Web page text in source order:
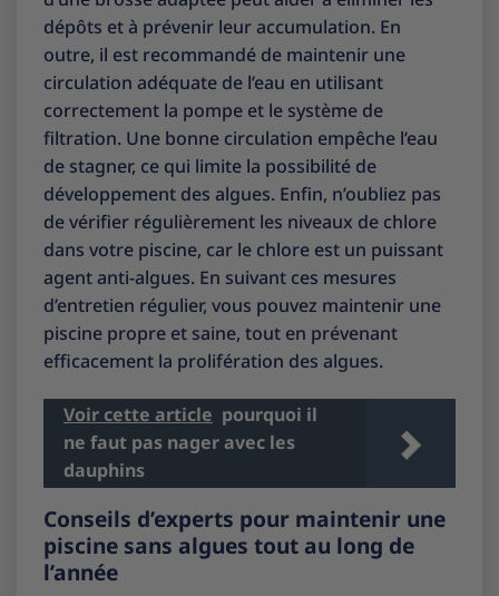
dépôts et à prévenir leur accumulation. En
outre, il est recommandé de maintenir une
circulation adéquate de l’eau en utilisant
correctement la pompe et le système de
filtration. Une bonne circulation empêche l’eau
de stagner, ce qui limite la possibilité de
développement des algues. Enfin, n’oubliez pas
de vérifier régulièrement les niveaux de chlore
dans votre piscine, car le chlore est un puissant
agent anti-algues. En suivant ces mesures
d’entretien régulier, vous pouvez maintenir une
piscine propre et saine, tout en prévenant
efficacement la prolifération des algues.
Voir cette article pourquoi il
ne faut pas nager avec les
dauphins
Conseils d’experts pour maintenir une
piscine sans algues tout au long de
l’année